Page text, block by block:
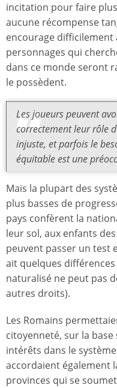
incitation pour faire
aucune récompense
encourage difficilement
personnages qui
dans ce monde seront
le possèdent.
Les joueurs peuvent
correctement leur rôle
injuste, et parfois le
équitable est une
Mais la plupart des
plus basses de
pays confèrent la
leur sol, aux enfants
peuvent passer un test
ait quelques
naturalisé ne peut pas
autres droits).
Les Romains
citoyenneté, sur la
intérêts dans le
accordaient également
provinces qui se